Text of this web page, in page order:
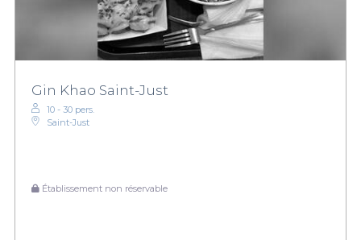
Gin Khao Saint-Just
10 - 30 pers.
Saint-Just
Établissement non réservable